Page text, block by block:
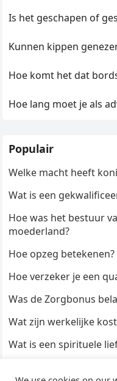
Is het geschapen of
Kunnen kippen
Hoe komt het dat
Hoe lang moet je als
Populair
Welke macht heeft
Wat is een
Hoe was het bestuur
moederland?
Hoe opzeg betekenen?
Hoe verzeker je een
Was de Zorgbonus
Wat zijn werkelijke
Wat is een spirituele